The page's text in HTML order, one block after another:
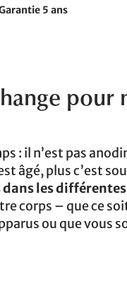
5 ans
pour
: il n’est pas
âgé, plus c’est
dans les
corps – que ce
ou que vous